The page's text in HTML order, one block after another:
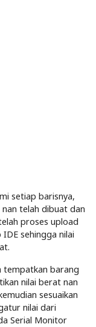
setiap barisnya,
telah dibuat dan
proses upload
sehingga nilai
tempatkan barang
nilai berat nan
sesuaikan
nilai dari
Serial Monitor